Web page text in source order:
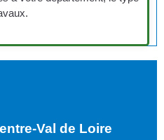
Val de Loire